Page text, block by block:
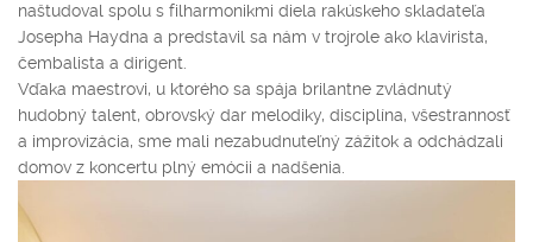
naštudoval spolu s filharmonikmi diela rakúskeho skladateľa
Josepha Haydna a predstavil sa nám v trojrole ako klavirista,
čembalista a dirigent.
Vďaka maestrovi, u ktorého sa spája brilantne zvládnutý
hudobný talent, obrovský dar melodiky, disciplína, všestrannosť
a improvizácia, sme mali nezabudnuteľný zážitok a odchádzali
domov z koncertu plný emócii a nadšenia.